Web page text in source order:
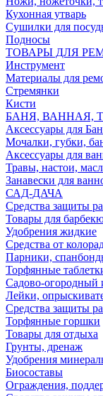
Кухонная утварь
Сушилки для
Подносы
ТОВАРЫ ДЛЯ
Инструмент
Материалы для
Стремянки
Кисти
БАНЯ, ВАННАЯ,
Аксессуары для
Мочалки, губки,
Аксессуары для
Травы, настои,
Занавески для
САД-ДАЧА
Средства защиты
Товары для
Удобрения жидкие
Средства от
Парники,
Торфянные
Садово-огородный
Лейки,
Средства защиты
Торфянные горшки
Товары для отдыха
Грунты, дренаж
Удобрения
Биосоставы
Ограждения,